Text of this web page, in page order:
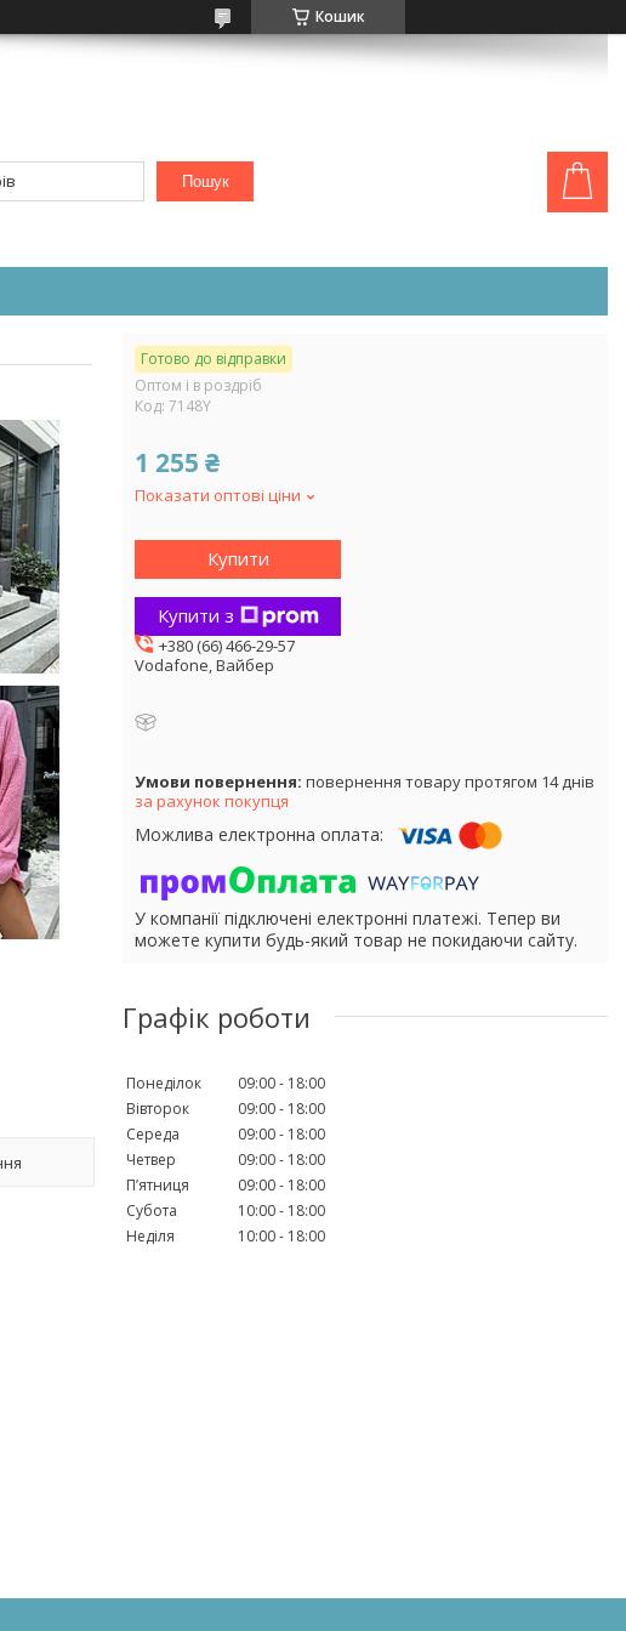
Кошик
Пошук
Готово до відправки
Оптом і в роздріб
Код: 7148Y
1 255 ₴
Показати оптові ціни
Купити
Купити з
+380 (66) 466-29-57
Vodafone, Вайбер
повернення товару протягом 14 днів
за рахунок покупця
У компанії підключені електронні платежі. Тепер ви
можете купити будь-який товар не покидаючи сайту.
Графік роботи
Понеділок 09:00
18:00
Вівторок
09:00
18:00
Середа
09:00
18:00
Четвер
09:00
18:00
Пʼятниця
09:00
18:00
Субота
10:00
18:00
Неділя
10:00 18:00